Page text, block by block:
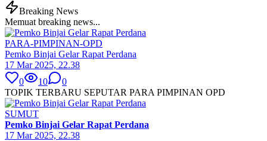
Breaking News
Memuat breaking news...
PARA-PIMPINAN-OPD
Pemko Binjai Gelar Rapat Perdana
17 Mar 2025, 22.38
0
10
0
TOPIK TERBARU SEPUTAR PARA PIMPINAN OPD
SUMUT
Pemko Binjai Gelar Rapat Perdana
17 Mar 2025, 22.38